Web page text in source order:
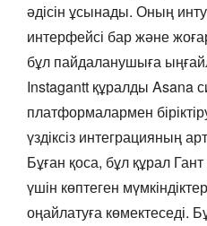
әдісін ұсынады. Оның
интерфейсі бар және
бұл пайдаланушыға
Instagantt құралды Asana
платформалармен
үздіксіз интеграцияның
Бұған қоса, бұл құрал
үшін көптеген
оңайлатуға көмектеседі.